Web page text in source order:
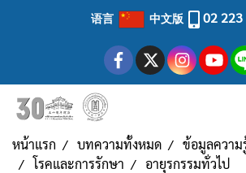
语言 中文版 02 223
หน้าแรก บทความทั้งหมด
ข้อมูลควา
โรคและการรักษา
อายุรกรรมทั่วไป